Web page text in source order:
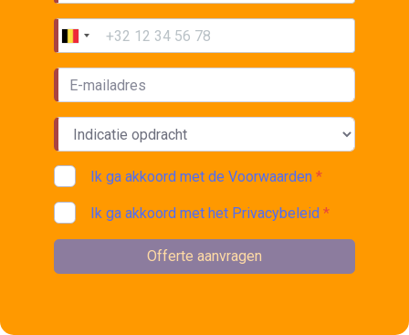
Ik ga akkoord met de Voorwaarden *
Ik ga akkoord met het Privacybeleid *
Offerte aanvragen